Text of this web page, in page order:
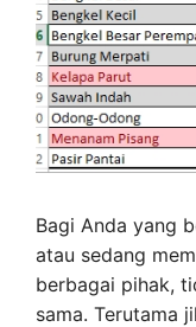
Bagi Anda yang
atau sedang
berbagai pihak,
sama. Terutama